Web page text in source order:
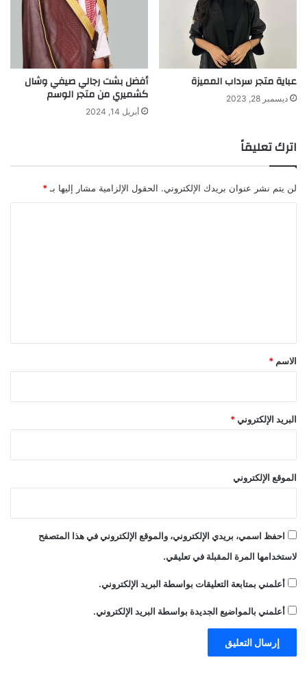
عباية متجر سرداب المميزة
ديسمبر 28, 2023
أفضل بشت رجالي صيفي وشال
كشميري من متجر الوسم
أبريل 14, 2024
اترك تعليقاً
لن يتم نشر عنوان بريدك الإلكتروني. الحقول الإلزامية مشار إليها بـ *
*
الاسم *
البريد الإلكتروني *
الموقع الإلكتروني
احفظ اسمي، بريدي الإلكتروني، والموقع الإلكتروني في هذا المتصفح
لاستخدامها المرة المقبلة في تعليقي.
أعلمني بمتابعة التعليقات بواسطة البريد الإلكتروني.
أعلمني بالمواضيع الجديدة بواسطة البريد الإلكتروني.